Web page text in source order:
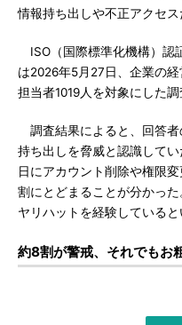
情報持ち出しや不正アクセス
ISO（国際標準化機構）認
は2026年5月27日、企業の経
担当者1019人を対象にした調
調査結果によると、回答
持ち出しを脅威と認識して
日にアカウント削除や権限
割にとどまることが分かっ
ヤリハットを経験していると
約8割が警戒、それでもお